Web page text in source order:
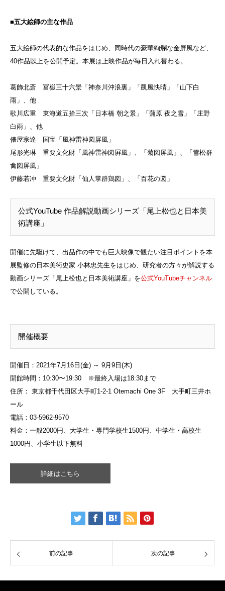
■五大絵師の主な作品
五大絵師の代表的な作品をはじめ、同時代の豪華絢爛な金屏風など、
40作品以上を公開予定。本展は上映作品が毎日入れ替わる。
葛飾北斎 冨嶽三十六景「神奈川沖浪裏」「凱風快晴」「山下白
雨」、他
歌川広重 東海道五拾三次「日本橋 朝之景」「蒲原 夜之雪」「庄野
白雨」、他
俵屋宗達 国宝「風神雷神図屏風」
尾形光琳 重要文化財「風神雷神図屛風」、「菊図屏風」、「雪松群
禽図屏風」
伊藤若冲 重要文化財「仙人掌群鶏図」、「百花の図」
公式YouTube 作品解説動画シリーズ「尾上松也と日本美
術講座」
開催に先駆けて、出品作の中でも巨大映像で観たい注目ポイントを本
展監修の日本美術史家 小林忠先生をはじめ、研究者の方々が解説する
動画シリーズ「尾上松也と日本美術講座」を公式YouTubeチャンネル
で公開している。
開催概要
開催日：2021年7月16日(金) ～ 9月9日(木)
開館時間：10:30〜19:30 ※最終入場は18:30まで
住所： 東京都千代田区大手町1-2-1 Otemachi One 3F 大手町三井ホ
ール
電話：03-5962-9570
料金：一般2000円、大学生・専門学校生1500円、中学生・高校生
1000円、小学生以下無料
詳細はこちら
前の記事 次の記事